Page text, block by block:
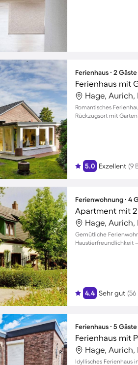
Ferienhaus ∙ 2
Ferienhaus mit
Hage,
Romantisches
Rückzugsort mit
5.0 Exzellent (9
Ferienwohnung ∙ 4
Apartment mit
Hage,
Gemütliche
Haustierfreundlichkeit
4.4 Sehr gut
Ferienhaus ∙ 5
Ferienhaus mit
Hage,
Idyllisches Ferienhaus